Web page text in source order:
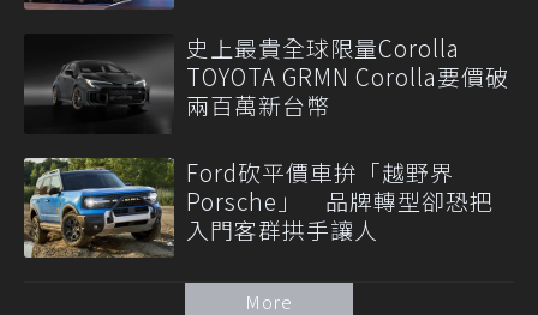
史上最貴全球限量Corolla
TOYOTA GRMN Corolla要價破
兩百萬新台幣
Ford砍平價車拚「越野界
Porsche」 品牌轉型卻恐把
入門客群拱手讓人
More